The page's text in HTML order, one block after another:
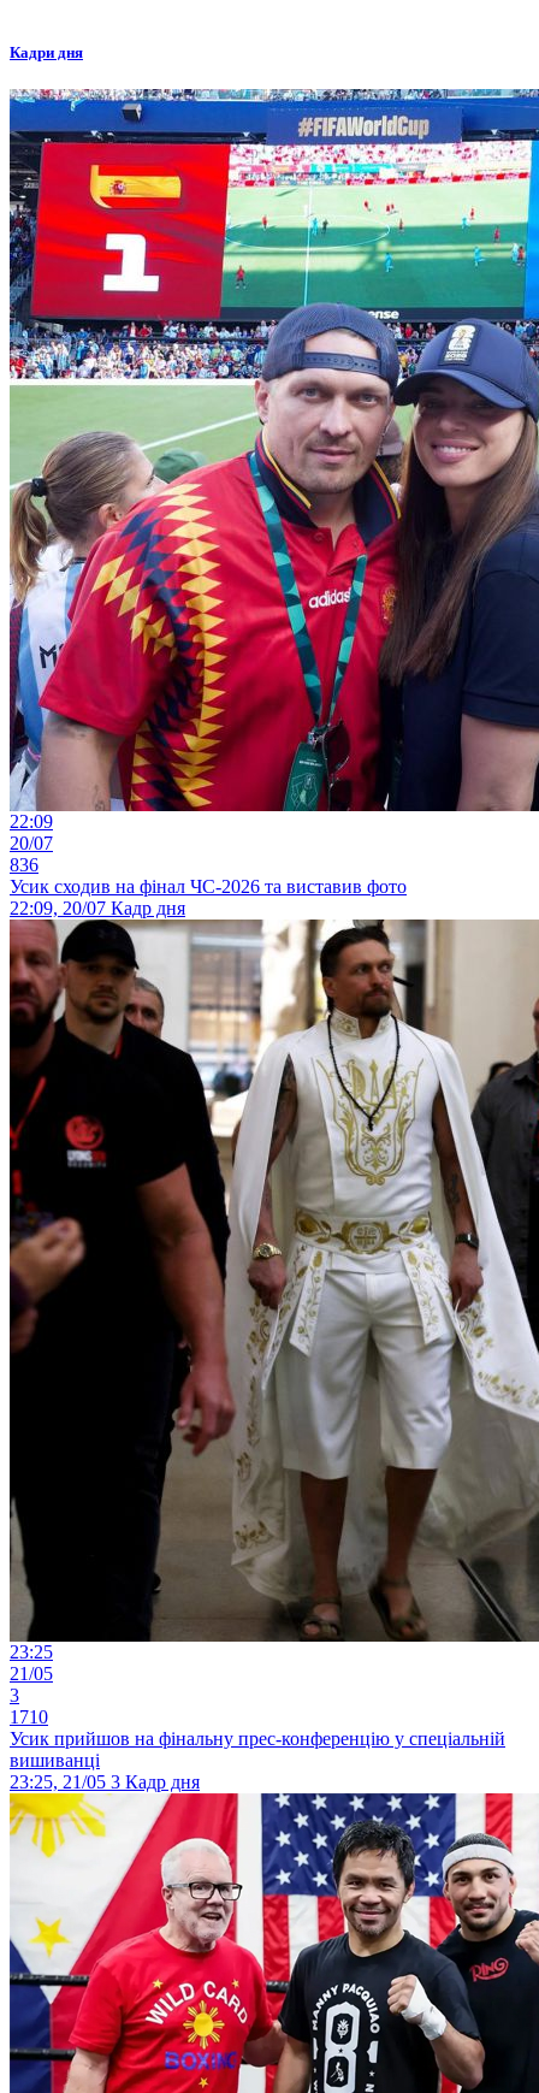
Кадри дня
22:09
20/07
836
Усик сходив на фінал ЧС-2026 та виставив фото
22:09, 20/07 Кадр дня
23:25
21/05
3
1710
Усик прийшов на фінальну прес-конференцію у спеціальній
вишиванці
23:25, 21/05 3 Кадр дня